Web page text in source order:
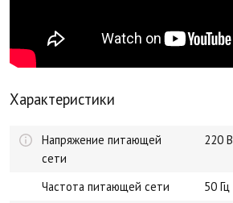
Характеристики
Напряжение питающей
сети
220 В
Частота питающей сети
50 Гц